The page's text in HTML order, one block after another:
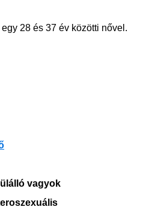
28 és 37 év közötti nővel.
vagyok